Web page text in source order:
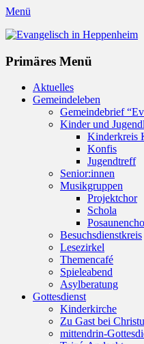
Menü
Evangelisch in Heppenheim
Primäres Menü
Zum
Inhalt
Aktuelles
Gemeindeleben
Gemeindebrief
Kinder und
Kinderkreis
Konfis
Jugendtreff
Senior:innen
Musikgruppen
Projektchor
Schola
Besuchsdienstkreis
Lesezirkel
Themencafé
Spieleabend
Asylberatung
Gottesdienst
Kinderkirche
Zu Gast bei
mittendrin-